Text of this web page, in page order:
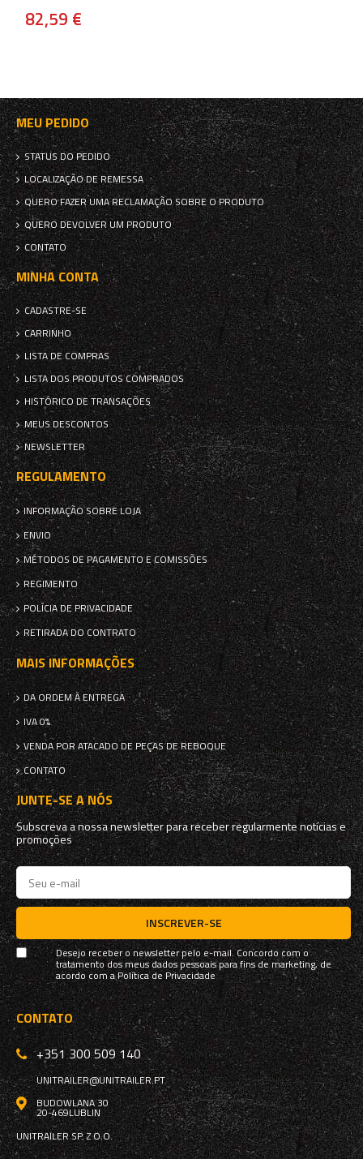
82,59 €
MEU PEDIDO
STATUS DO PEDIDO
LOCALIZAÇÃO DE REMESSA
QUERO FAZER UMA RECLAMAÇÃO SOBRE O PRODUTO
QUERO DEVOLVER UM PRODUTO
CONTATO
MINHA CONTA
CADASTRE-SE
CARRINHO
LISTA DE COMPRAS
LISTA DOS PRODUTOS COMPRADOS
HISTÓRICO DE TRANSAÇÕES
MEUS DESCONTOS
NEWSLETTER
REGULAMENTO
INFORMAÇÃO SOBRE LOJA
ENVIO
MÉTODOS DE PAGAMENTO E COMISSÕES
REGIMENTO
POLÍCIA DE PRIVACIDADE
RETIRADA DO CONTRATO
MAIS INFORMAÇÕES
DA ORDEM À ENTREGA
IVA 0%
VENDA POR ATACADO DE PEÇAS DE REBOQUE
CONTATO
JUNTE-SE A NÓS
Subscreva a nossa newsletter para receber regularmente notícias e
promoções
INSCREVER-SE
Desejo receber o newsletter pelo e-mail. Concordo com o
tratamento dos meus dados pessoais para fins de marketing, de
acordo com aPolítica de Privacidade
CONTATO
+351 300 509 140
UNITRAILER@UNITRAILER.PT
BUDOWLANA 30
20-469LUBLIN
UNITRAILER SP. Z O.O.